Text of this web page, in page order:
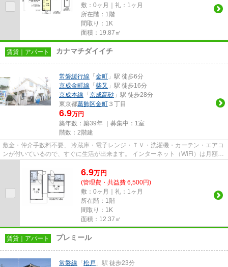
敷：0ヶ月｜礼：1ヶ月
所在階：1階
間取り：1K
面積：19.87㎡
賃貸｜アパート カナマチダイイチ
常磐緩行線 「 金町 」駅 徒歩6分
京成金町線 「 柴又 」駅 徒歩16分
京成本線 「 京成高砂 」駅 徒歩28分
東京都葛飾区金町 ３丁目
6.9万円
築年数：築39年 ｜募集中： 1室
階数：2階建
敷金・仲介手数料不要、 冷蔵庫・電子レンジ・ＴＶ・洗濯機・カーテン・エアコ
ンが付いているので、すぐに生活が出来ます。 インターネット（WiFi）は月額
6.9万円
(管理費・共益費 6,500円)
敷：0ヶ月｜礼：1ヶ月
所在階：1階
間取り：1K
面積：12.37㎡
賃貸｜アパート プレミール
常磐線 「 松戸 」駅 徒歩23分